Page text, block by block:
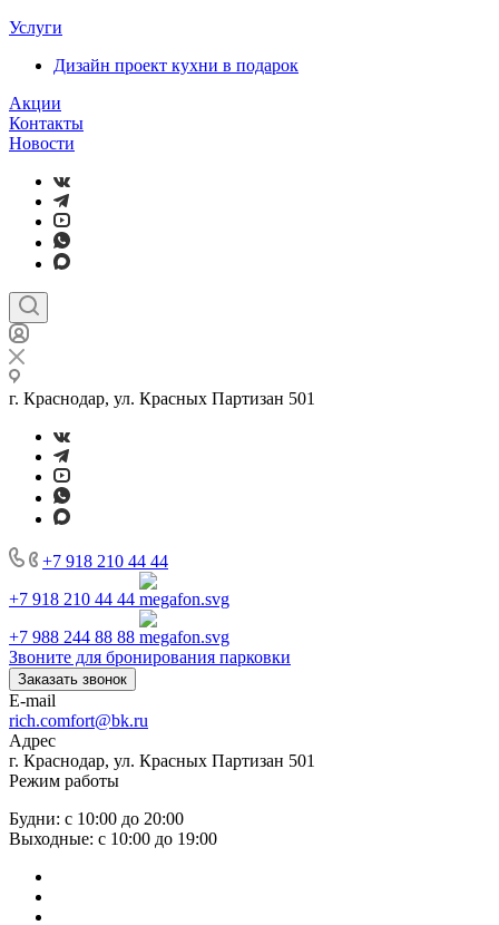
Услуги
Дизайн проект кухни в подарок
Акции
Контакты
Новости
г. Краснодар, ул. Красных Партизан 501
+7 918 210 44 44
+7 918 210 44 44
+7 988 244 88 88
Звоните для бронирования парковки
Заказать звонок
E-mail
rich.comfort@bk.ru
Адрес
г. Краснодар, ул. Красных Партизан 501
Режим работы
Будни: с 10:00 до 20:00
Выходные: с 10:00 до 19:00